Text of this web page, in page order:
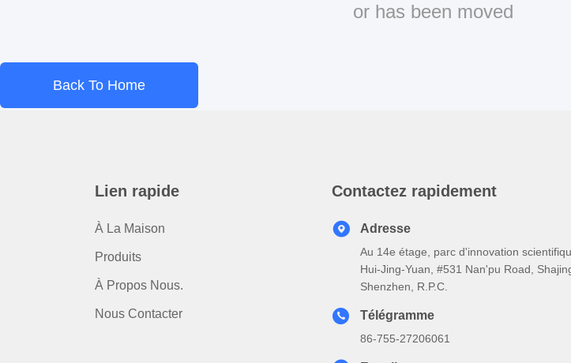
or has been moved
Back To Home
Lien rapide
À La Maison
Produits
À Propos Nous.
Nous Contacter
Contactez rapidement
Adresse
Au 14e étage, parc d'innovation
Hui-Jing-Yuan, #531 Nan'pu Road,
Shenzhen, R.P.C.
Télégramme
86-755-27206061